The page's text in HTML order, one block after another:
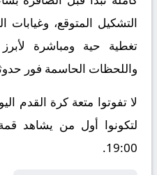
التشكيل المتوقع، وغيابات
تغطية حية ومباشرة
واللحظات الحاسمة فور
لا تفوتوا متعة كرة القدم
لتكونوا أول من يشاهد
19:00.